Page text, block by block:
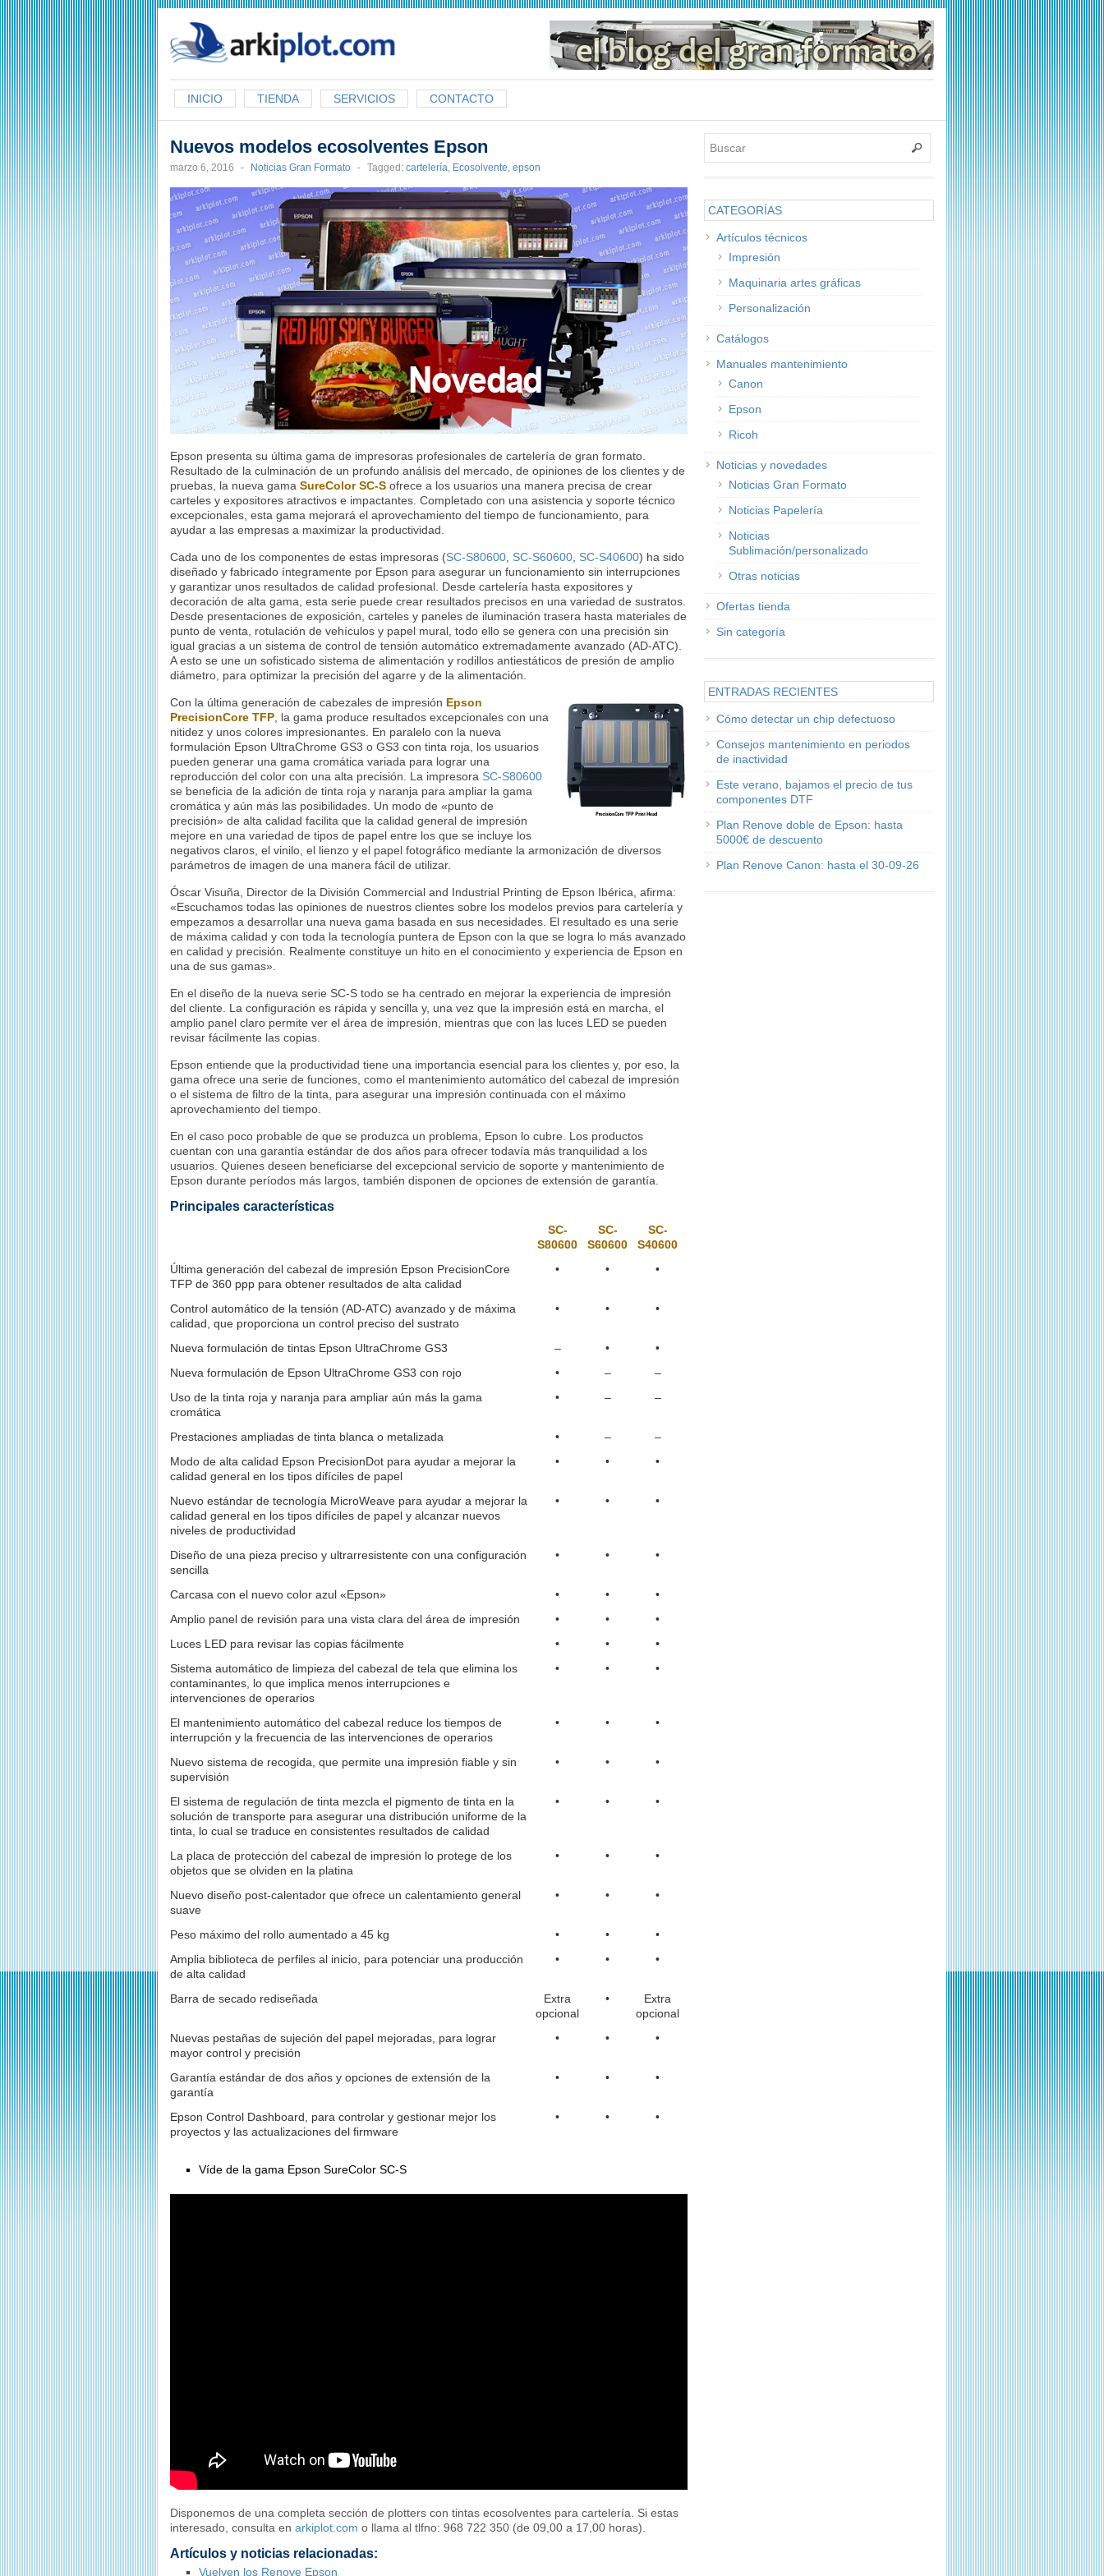
INICIO TIENDA SERVICIOS CONTACTO
Nuevos modelos ecosolventes Epson
marzo 6, 2016 - Noticias Gran Formato - Tagged: cartelería, Ecosolvente, epson
Epson presenta su última gama de impresoras profesionales de cartelería de gran formato.
Resultado de la culminación de un profundo análisis del mercado, de opiniones de los clientes y de
pruebas, la nueva gama SureColor SC-S ofrece a los usuarios una manera precisa de crear
carteles y expositores atractivos e impactantes. Completado con una asistencia y soporte técnico
excepcionales, esta gama mejorará el aprovechamiento del tiempo de funcionamiento, para
ayudar a las empresas a maximizar la productividad.
Cada uno de los componentes de estas impresoras (SC-S80600 SC-S60600 SC-S40600) ha sido
diseñado y fabricado íntegramente por Epson para asegurar un funcionamiento sin interrupciones
y garantizar unos resultados de calidad profesional. Desde cartelería hasta expositores y
decoración de alta gama, esta serie puede crear resultados precisos en una variedad de sustratos.
Desde presentaciones de exposición, carteles y paneles de iluminación trasera hasta materiales de
punto de venta, rotulación de vehículos y papel mural, todo ello se genera con una precisión sin
igual gracias a un sistema de control de tensión automático extremadamente avanzado (AD-ATC).
A esto se une un sofisticado sistema de alimentación y rodillos antiestáticos de presión de amplio
diámetro, para optimizar la precisión del agarre y de la alimentación.
Con la última generación de cabezales de impresión Epson
PrecisionCore TFP , la gama produce resultados excepcionales con una
nitidez y unos colores impresionantes. En paralelo con la nueva
formulación Epson UltraChrome GS3 o GS3 con tinta roja, los usuarios
pueden generar una gama cromática variada para lograr una
reproducción del color con una alta precisión. La impresora SC-S80600
se beneficia de la adición de tinta roja y naranja para ampliar la gama
cromática y aún más las posibilidades. Un modo de «punto de
precisión» de alta calidad facilita que la calidad general de impresión
mejore en una variedad de tipos de papel entre los que se incluye los
negativos claros, el vinilo, el lienzo y el papel fotográfico mediante la armonización de diversos
parámetros de imagen de una manera fácil de utilizar.
Óscar Visuña, Director de la División Commercial and Industrial Printing de Epson Ibérica, afirma:
«Escuchamos todas las opiniones de nuestros clientes sobre los modelos previos para cartelería y
empezamos a desarrollar una nueva gama basada en sus necesidades. El resultado es una serie
de máxima calidad y con toda la tecnología puntera de Epson con la que se logra lo más avanzado
en calidad y precisión. Realmente constituye un hito en el conocimiento y experiencia de Epson en
una de sus gamas».
En el diseño de la nueva serie SC-S todo se ha centrado en mejorar la experiencia de impresión
del cliente. La configuración es rápida y sencilla y, una vez que la impresión está en marcha, el
amplio panel claro permite ver el área de impresión, mientras que con las luces LED se pueden
revisar fácilmente las copias.
Epson entiende que la productividad tiene una importancia esencial para los clientes y, por eso, la
gama ofrece una serie de funciones, como el mantenimiento automático del cabezal de impresión
o el sistema de filtro de la tinta, para asegurar una impresión continuada con el máximo
aprovechamiento del tiempo.
En el caso poco probable de que se produzca un problema, Epson lo cubre. Los productos
cuentan con una garantía estándar de dos años para ofrecer todavía más tranquilidad a los
usuarios. Quienes deseen beneficiarse del excepcional servicio de soporte y mantenimiento de
Epson durante períodos más largos, también disponen de opciones de extensión de garantía.
Principales características
SC-
S80600
SC-
S60600
SC-
S40600
Última generación del cabezal de impresión Epson PrecisionCore
TFP de 360 ppp para obtener resultados de alta calidad
• • •
Control automático de la tensión (AD-ATC) avanzado y de máxima
calidad, que proporciona un control preciso del sustrato
• • •
Nueva formulación de tintas Epson UltraChrome GS3 – •
•
Nueva formulación de Epson UltraChrome GS3 con rojo
• –
–
Uso de la tinta roja y naranja para ampliar aún más la gama
cromática
• – –
Prestaciones ampliadas de tinta blanca o metalizada • –
–
Modo de alta calidad Epson PrecisionDot para ayudar a mejorar la
calidad general en los tipos difíciles de papel
• • •
Nuevo estándar de tecnología MicroWeave para ayudar a mejorar la
calidad general en los tipos difíciles de papel y alcanzar nuevos
niveles de productividad
• • •
Diseño de una pieza preciso y ultrarresistente con una configuración
sencilla
• • •
Carcasa con el nuevo color azul «Epson» • •
•
Amplio panel de revisión para una vista clara del área de impresión
• •
•
Luces LED para revisar las copias fácilmente
• •
•
Sistema automático de limpieza del cabezal de tela que elimina los
contaminantes, lo que implica menos interrupciones e
intervenciones de operarios
• • •
El mantenimiento automático del cabezal reduce los tiempos de
interrupción y la frecuencia de las intervenciones de operarios
• • •
Nuevo sistema de recogida, que permite una impresión fiable y sin
supervisión
• • •
El sistema de regulación de tinta mezcla el pigmento de tinta en la
solución de transporte para asegurar una distribución uniforme de la
tinta, lo cual se traduce en consistentes resultados de calidad
• • •
La placa de protección del cabezal de impresión lo protege de los
objetos que se olviden en la platina
• • •
Nuevo diseño post-calentador que ofrece un calentamiento general
suave
• • •
Peso máximo del rollo aumentado a 45 kg • •
•
Amplia biblioteca de perfiles al inicio, para potenciar una producción
de alta calidad
• • •
Barra de secado rediseñada
Extra
opcional
•
Extra
opcional
Nuevas pestañas de sujeción del papel mejoradas, para lograr
mayor control y precisión
• • •
Garantía estándar de dos años y opciones de extensión de la
garantía
• • •
Epson Control Dashboard, para controlar y gestionar mejor los
proyectos y las actualizaciones del firmware
• • •
Víde de la gama Epson SureColor SC-S
Disponemos de una completa sección de plotters con tintas ecosolventes para cartelería. Si estas
interesado, consulta en arkiplot.com o llama al tlfno: 968 722 350 (de 09,00 a 17,00 horas).
Artículos y noticias relacionadas:
Vuelven los Renove Epson
CATEGORÍAS
Artículos técnicos
Impresión
Maquinaria artes gráficas
Personalización
Catálogos
Manuales mantenimiento
Canon
Epson
Ricoh
Noticias y novedades
Noticias Gran Formato
Noticias Papelería
Noticias
Sublimación/personalizado
Otras noticias
Ofertas tienda
Sin categoría
ENTRADAS RECIENTES
Cómo detectar un chip defectuoso
Consejos mantenimiento en periodos
de inactividad
Este verano, bajamos el precio de tus
componentes DTF
Plan Renove doble de Epson: hasta
5000€ de descuento
Plan Renove Canon: hasta el 30-09-26